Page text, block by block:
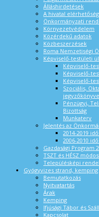
Álláshirdetések
A hivatal
Önkormányzati
Környezetvédelem
Közérdekű adatok
Közbeszerzések
Roma Nemzetiségi
Képviselő-testületi
Képviselő-
Képviselő-
Képviselő-
Szociális,
Pénzügyi,
Bizottság
Munkaterv
Jelentés az
2014-2019
2006-2010
Gazdasági Program
TSZT és HÉSZ
Településképi
Gyógyvizes strand, kemping
Bemutatkozás
Nyitvatartás
Árak
Kemping
Ifjúsági Tábor és
Kapcsolat